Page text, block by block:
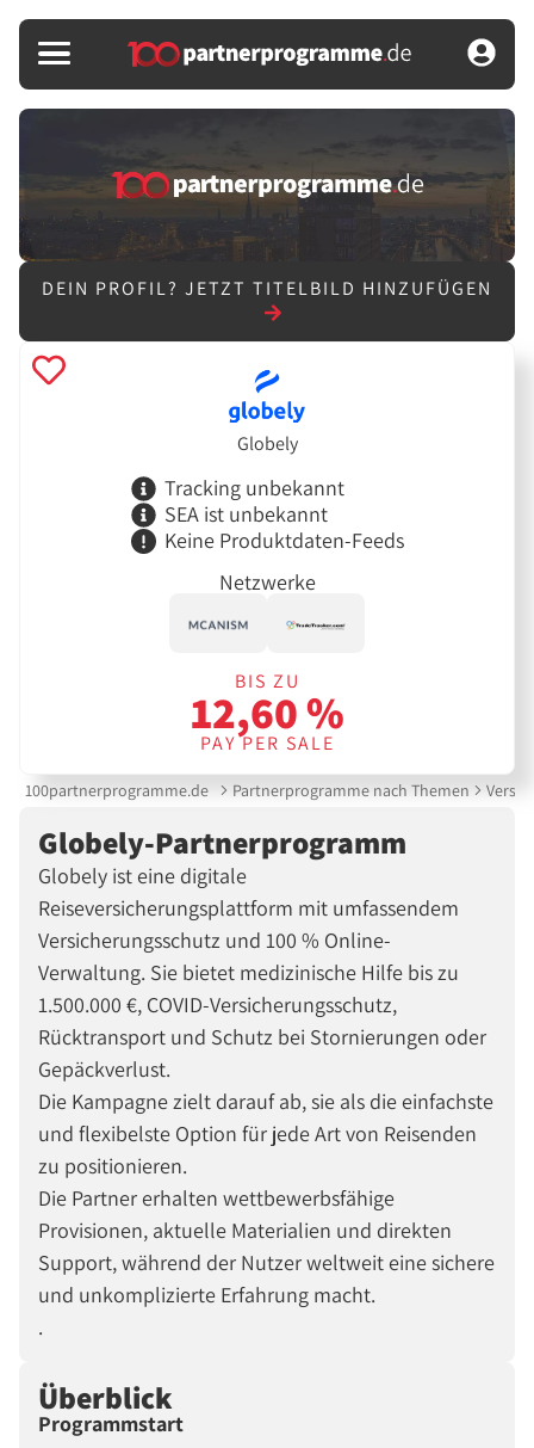
DEIN PROFIL? JETZT TITELBILD HINZUFÜGEN
Globely
Tracking unbekannt
SEA ist unbekannt
Keine Produktdaten-Feeds
Netzwerke
BIS ZU
12,60 %
PAY PER SALE
100partnerprogramme.de Partnerprogramme nach Themen
Globely-Partnerprogramm
Globely ist eine digitale
Reiseversicherungsplattform mit umfassendem
Versicherungsschutz und 100 % Online-
Verwaltung. Sie bietet medizinische Hilfe bis zu
1.500.000 €, COVID-Versicherungsschutz,
Rücktransport und Schutz bei Stornierungen oder
Gepäckverlust.
Die Kampagne zielt darauf ab, sie als die einfachste
und flexibelste Option für jede Art von Reisenden
zu positionieren.
Die Partner erhalten wettbewerbsfähige
Provisionen, aktuelle Materialien und direkten
Support, während der Nutzer weltweit eine sichere
und unkomplizierte Erfahrung macht.
.
Überblick
Programmstart